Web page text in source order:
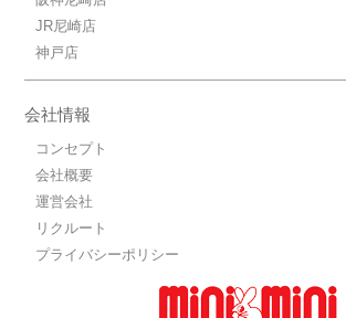
JR尼崎店
神戸店
会社情報
コンセプト
会社概要
運営会社
リクルート
プライバシーポリシー